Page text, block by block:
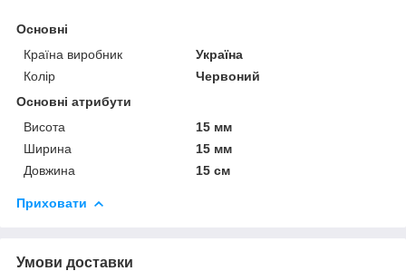
Основні
Країна виробник
Україна
Колір
Червоний
Основні атрибути
Висота
15 мм
Ширина
15 мм
Довжина
15 см
Приховати
Умови доставки